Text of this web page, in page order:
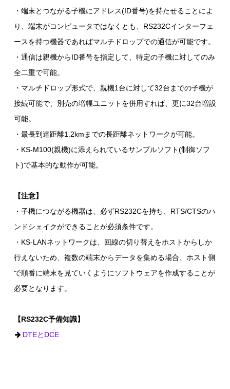
・端末とつながる子機にアドレス(ID番号)を持たせることによ
り、端末がコンピュータではなくとも、RS232Cインターフェ
ースを持つ機器であればマルチドロップでの通信が可能です。
・通信は親機からID番号を指定して、特定の子機に対してのみ
全二重で可能。
・マルチドロップ形式で、親機1台に対して32台までの子機が
接続可能で、別売の増幅ユニットを併用すれば、更に32台増設
可能。
・最長到達距離1.2kmまでの長距離ネットワークが可能。
・KS-M100(親機)に添えられているサンプルソフト(制御ソフ
ト)で基本的な動作が可能。
【注意】
・子機につながる機器は、必ずRS232Cを持ち、RTS/CTSのハ
ンドシェイクができることが必須条件です。
・KS-LANネットワークは、回線の切り替えをホストからしか
行えないため、複数の端末からデータを集める場合、ホスト側
で順番に端末を見ていくようにソフトウェアを作成することが
必要となります。
【RS232C予備知識】
DTEとDCE